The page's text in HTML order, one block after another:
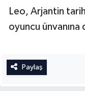
Leo, Arjantin
oyuncu ünvanına
Paylaş